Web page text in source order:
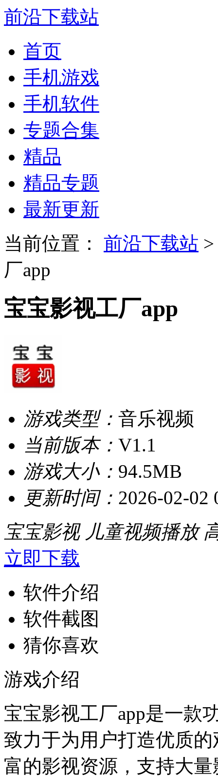
前沿下载站
首页
手机游戏
手机软件
专题合集
精品
精品专题
最新更新
当前位置：
前沿下载站
厂app
宝宝影视工厂app
游戏类型： 音乐视频
当前版本： V1.1
游戏大小： 94.5MB
更新时间： 2026-02-02
宝宝影视 儿童视频播放
立即下载
软件介绍
软件截图
猜你喜欢
游戏介绍
宝宝影视工厂app是一款
致力于为用户打造优质
富的影视资源，支持大